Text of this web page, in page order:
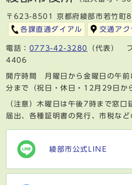
〒623-8501 京都府綾部市若竹町8
各課直通ダイアル
交通アク
電話： 0773-42-3280
（代表）
4406
開庁時間 月曜日から金曜日の午
分まで（祝日・休日・12月29日か
（注意）木曜日は午後7時まで窓口
届出、各種証明書の発行、市税など
綾部市公式LINE